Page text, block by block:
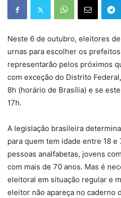
Neste 6 de outubro, eleitores
urnas para escolher os
representarão pelos próximos
com exceção do Distrito
8h (horário de Brasília) e se
17h.
A legislação brasileira
para quem tem idade entre 18
pessoas analfabetas, jovens
com mais de 70 anos. Mas é
eleitoral em situação regular e
eleitor não apareça no caderno